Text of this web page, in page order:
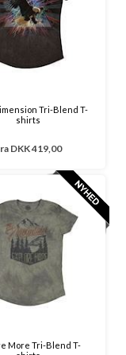
Tri-Blend T-
shirts
DKK 419,00
More Tri-Blend T-